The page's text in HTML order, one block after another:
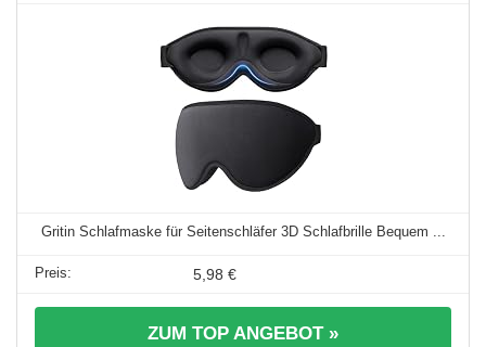
Gritin Schlafmaske für Seitenschläfer 3D Schlafbrille Bequem ...
5,98 €
ZUM TOP ANGEBOT »